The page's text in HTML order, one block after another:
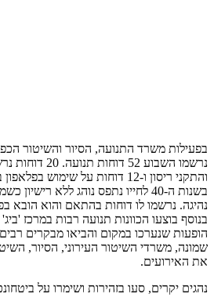
בפעילות משרד התנועה, הסיור והשיטור
נרשמו השבוע 52
והתקני ריסון ו-12 דוחות על שימוש
בשנות ה-40 לחייו נתפס נוהג ללא
נהיגה. נרשמו לו דוחות בהתאם והוא הובא
בנוסף בוצעו הכוונות תנועה רבות במרכז
הופעות שנערכו במקום והביאו מבקרים
שמונה, משרדי השיטור העירוני, הסיור,
את האירועים.
נהגים יקרים, סעו בזהירות ושימרו על